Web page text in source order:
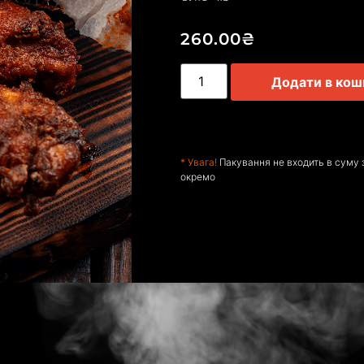
260.00₴
Додати в
* Увага!Пакування не входить в суму
окремо